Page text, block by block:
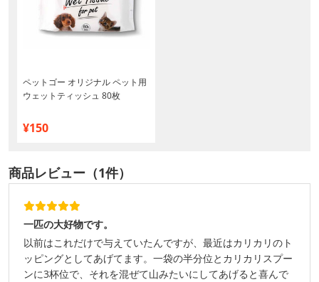
ペットゴー オリジナル ペット用
ウェットティッシュ 80枚
¥150
商品レビュー（1件）
一匹の大好物です。
以前はこれだけで与えていたんですが、最近はカリカリのト
ッピングとしてあげてます。一袋の半分位とカリカリスプー
ンに3杯位で、それを混ぜて山みたいにしてあげると喜んで